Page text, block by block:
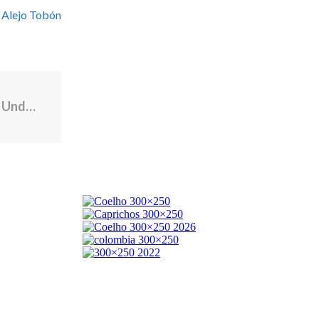
Tobón
Trending news: Message sparks outrage, Underwater noises detected, Jackson defends Larson and more